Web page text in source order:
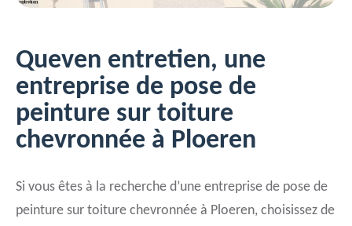
Queven entretien, une
entreprise de pose de
peinture sur toiture
chevronnée à Ploeren
Si vous êtes à la recherche d’une entreprise de pose de
peinture sur toiture chevronnée à Ploeren, choisissez de